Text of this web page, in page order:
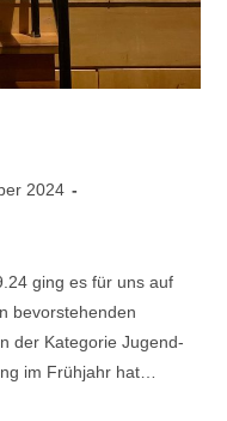
2024
ging es für uns auf
bevorstehenden
der Kategorie Jugend-
im Frühjahr hat…